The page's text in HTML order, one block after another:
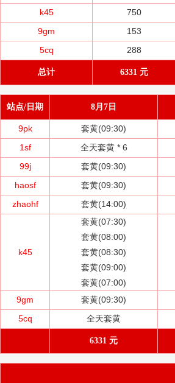
k45
750
9gm
153
5cq
288
总计 6331 元
站点/日期 8月7日
9pk 套黄(09:30)
1sf
全天套黄 * 6
99j
套黄(09:30)
haosf
套黄(09:30)
zhaohf
套黄(14:00)
k45
套黄(07:30)
套黄(08:00)
套黄(08:30)
套黄(09:00)
套黄(07:00)
9gm 套黄(09:30)
5cq
全天套黄
6331 元